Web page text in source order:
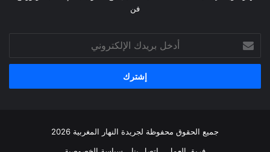
فن
بريدك
الإلكتروني
جميع الحقوق محفوظة لجريدة النهار المغربية 2026